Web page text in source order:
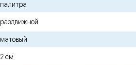
палитра
раздвижной
матовый
2 см